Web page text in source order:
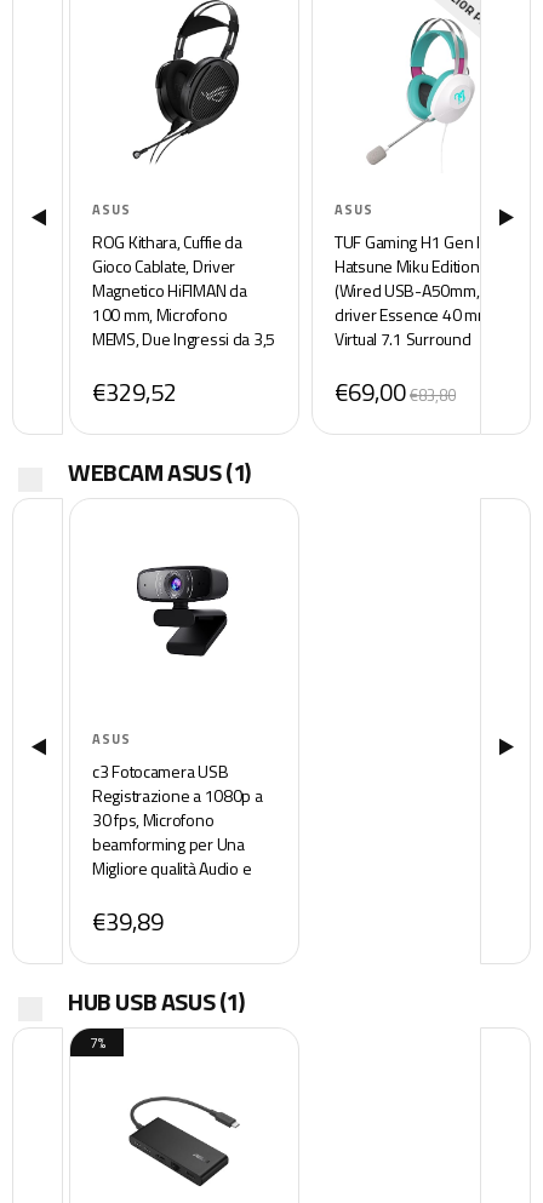
ASUS
ROG Kithara, Cuffie da
Gioco Cablate, Driver
Magnetico HiFIMAN da
100 mm, Microfono
MEMS, Due Ingressi da 3,5
Switch, PS5 e Dispositivi
Mobili, Nero
€329,52
ASUS
TUF Gaming H1 Gen II
Hatsune Miku Edition
(Wired USB-A50mm,
driver Essence 40 mm,
Virtual 7.1 Surround
certificato TeamSpeak,
leggero 297 g, per PC,
PS5)
€69,00€83,80
WEBCAM ASUS(1)
ASUS
c3 Fotocamera USB
Registrazione a 1080p a
30 fps, Microfono
beamforming per Una
Migliore qualità Audio e
Diretta e Clip Regolabile
Che Si Adatta a Vari
dispositivi
€39,89
HUB USB ASUS(1)
7%